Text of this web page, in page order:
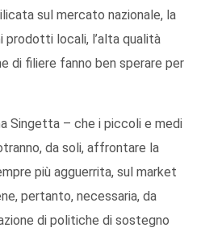
sul mercato nazionale, la
prodotti locali, l’alta qualità
di filiere fanno ben sperare per
Singetta – che i piccoli e medi
da soli, affrontare la
più agguerrita, sul market
pertanto, necessaria, da
di politiche di sostegno